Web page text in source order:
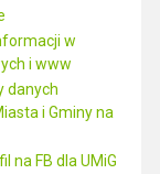
w
i www
danych
i Gminy na
na FB dla UMiG